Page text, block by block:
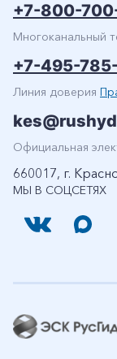
МЫ В СОЦСЕТЯХ
+7-800-
Многоканальный
+7-495-
Линия доверия
Официальная
660017, г.